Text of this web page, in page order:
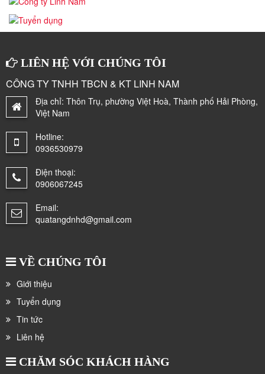
LIÊN HỆ VỚI CHÚNG TÔI
CÔNG TY TNHH TBCN & KT LINH NAM
Địa chỉ: Thôn Trụ, phường Việt Hoà, Thành phố Hải Phòng,
Việt Nam
Hotline:
0936530979
Điện thoại:
0906067245
Email:
quatangdnhd@gmail.com
VỀ CHÚNG TÔI
Giới thiệu
Tuyển dụng
Tin tức
Liên hệ
CHĂM SÓC KHÁCH HÀNG